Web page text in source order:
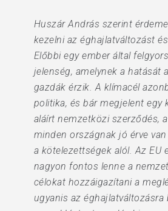
Huszár András szerint
kezelni az éghajlatváltozást
Előbbi egy ember által
jelenség, amelynek a hatását
gazdák érzik. A klímacél
politika, és bár megjelent egy
aláírt nemzetközi szerződés,
minden országnak jó érve
a kötelezettségek alól. Az EU
nagyon fontos lenne a
célokat hozzáigazítani a
ugyanis az